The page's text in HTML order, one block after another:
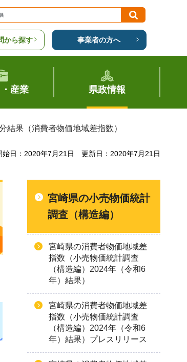
から探す 事業者の方へ
産業 県政情報
結果（消費者物価地域差指数）
始日：2020年7月21日 更新日：2020年7月21日
宮崎県の小売物価統計
調査（構造編）
宮崎県の消費者物価地域差
指数（小売物価統計調査
（構造編）2024年（令和6
年）結果）
宮崎県の消費者物価地域差
指数（小売物価統計調査
（構造編）2024年（令和6
年）結果）プレスリリース